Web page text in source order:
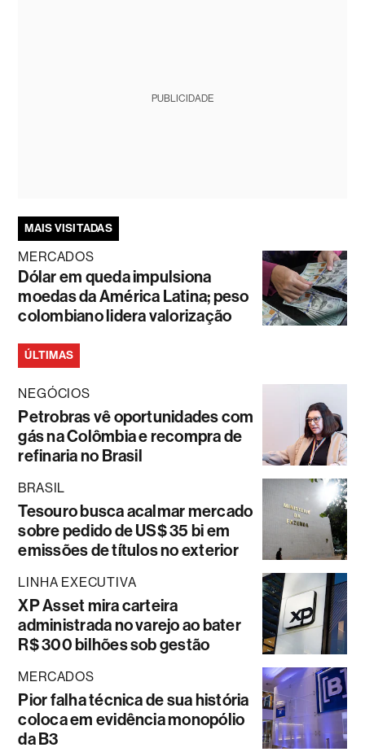
PUBLICIDADE
MAIS VISITADAS
MERCADOS
Dólar em queda impulsiona
moedas da América Latina; peso
colombiano lidera valorização
ÚLTIMAS
NEGÓCIOS
Petrobras vê oportunidades com
gás na Colômbia e recompra de
refinaria no Brasil
BRASIL
Tesouro busca acalmar mercado
sobre pedido de US$ 35 bi em
emissões de títulos no exterior
LINHA EXECUTIVA
XP Asset mira carteira
administrada no varejo ao bater
R$ 300 bilhões sob gestão
MERCADOS
Pior falha técnica de sua história
coloca em evidência monopólio
da B3